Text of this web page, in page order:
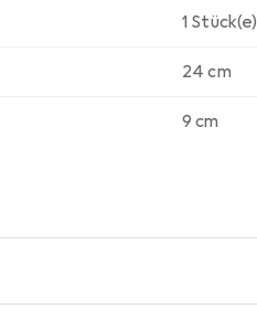
1 Stück(e)
24 cm
9 cm